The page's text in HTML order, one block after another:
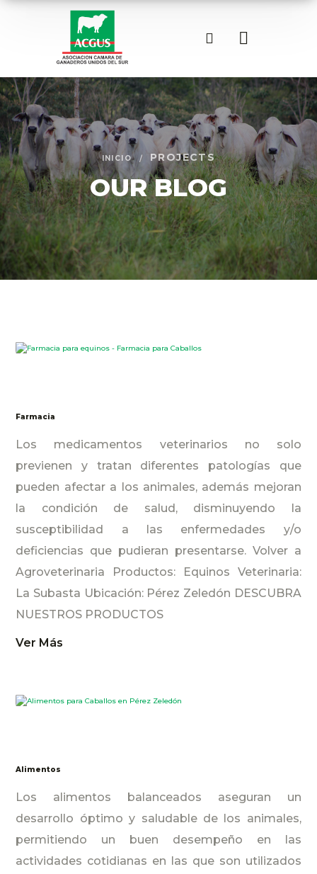
OUR BLOG
INICIO PROJECTS
Farmacia
Los medicamentos veterinarios no solo
previenen y tratan diferentes patologías que
pueden afectar a los animales, además mejoran
la condición de salud, disminuyendo la
susceptibilidad a las enfermedades y/o
deficiencias que pudieran presentarse. Volver a
Agroveterinaria Productos: Equinos Veterinaria:
La Subasta Ubicación: Pérez Zeledón DESCUBRA
NUESTROS PRODUCTOS
Ver Más
Alimentos
Los alimentos balanceados aseguran un
desarrollo óptimo y saludable de los animales,
permitiendo un buen desempeño en las
actividades cotidianas en las que son utilizados